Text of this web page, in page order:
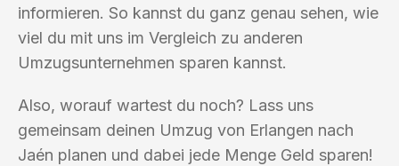
informieren. So kannst du ganz genau sehen, wie
viel du mit uns im Vergleich zu anderen
Umzugsunternehmen sparen kannst.
Also, worauf wartest du noch? Lass uns
gemeinsam deinen Umzug von Erlangen nach
Jaén planen und dabei jede Menge Geld sparen!